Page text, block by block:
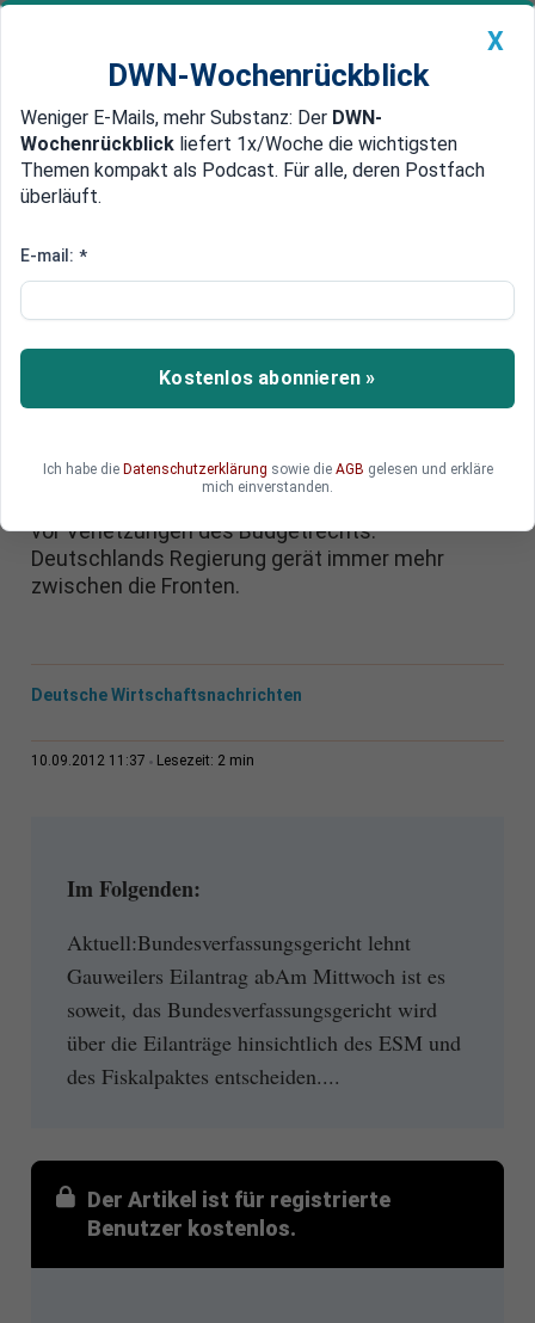
Newsticker MEIN DWN: Geldanlage Premium
Edelmetalle DWN-Magazin China
Vor Urteilsverkündung
Deutschland: ESM gerät immer
stärker ins Visier
Kurz vor der Entscheidung des
Eilantrag ein - noch heute will das Gericht
vor Verletzungen des Budgetrechts.
Deutschlands Regierung gerät immer mehr
zwischen die Fronten.
Deutsche Wirtschaftsnachrichten
10.09.2012 11:37 Lesezeit: 2 min
Im Folgenden:
Aktuell:Bundesverfassungsgericht lehnt
Gauweilers Eilantrag abAm Mittwoch ist es
soweit, das Bundesverfassungsgericht wird
über die Eilanträge hinsichtlich des ESM und
des Fiskalpaktes entscheiden....
Der Artikel ist für registrierte
Benutzer kostenlos.
X
DWN-Wochenrückblick
Weniger E-Mails, mehr Substanz: Der DWN-
Wochenrückblick liefert 1x/Woche die wichtigsten
Themen kompakt als Podcast. Für alle, deren Postfach
überläuft.
E-mail: *
Kostenlos abonnieren »
Ich habe die Datenschutzerklärung sowie die AGB gelesen und erkläre
mich einverstanden.